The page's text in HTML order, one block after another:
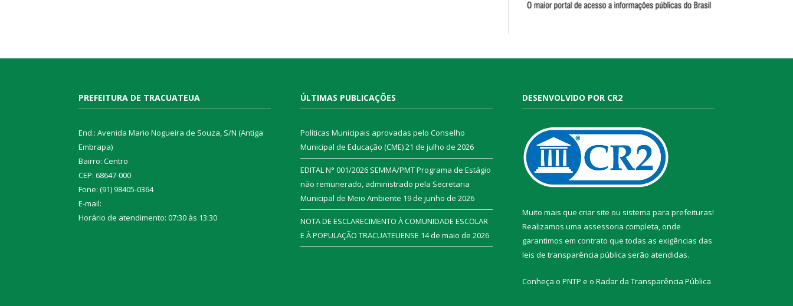
PREFEITURA DE TRACUATEUA
End.: Avenida Mario Nogueira de Souza, S/N (Antiga
Embrapa)
Bairro: Centro
CEP: 68647-000
Fone: (91) 98405-0364
E-mail:
Horário de atendimento: 07:30 às 13:30
ÚLTIMAS PUBLICAÇÕES
Políticas Municipais aprovadas pelo Conselho
Municipal de Educação (CME)21 de julho de 2026
EDITAL N° 001/2026 SEMMA/PMT Programa de Estágio
não remunerado, administrado pela Secretaria
Municipal de Meio Ambiente 19 de junho de 2026
NOTA DE ESCLARECIMENTO À COMUNIDADE ESCOLAR
E À POPULAÇÃO TRACUATEUENSE 14 de maio de 2026
DESENVOLVIDO POR CR2
Muito mais que criar site ou sistema para prefeituras!
Realizamos uma assessoria completa, onde
garantimos em contrato que todas as exigências das
leis de transparência pública serão atendidas.
Conheça o PNTP e o Radar da Transparência Pública